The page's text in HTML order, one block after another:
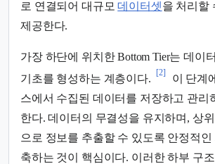
로 연결되어 대규모데이터셋을 처리할
제공한다.
가장 하단에 위치한 Bottom Tier는 데이
기초를 형성하는 계층이다.
[2]
이 단계
스에서 수집된 데이터를 저장하고 관리
한다. 데이터의 무결성을 유지하며, 상
으로 정보를 추출할 수 있도록 안정적인
축하는 것이 핵심이다. 이러한 하부 구